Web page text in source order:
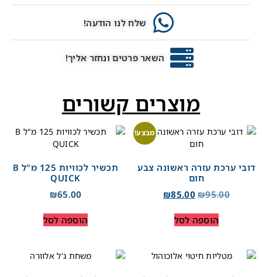
שלח לנו הודעה!
השאר פרטים ונחזר אליך!
מוצרים קשורים
מבצע!
דובי ערכת עזרה ראשונה צבע
חום
₪95.00
₪85.00
הוספה לסל
תכשיר לכוויות 125 מ"ל B
QUICK
₪65.00
הוספה לסל